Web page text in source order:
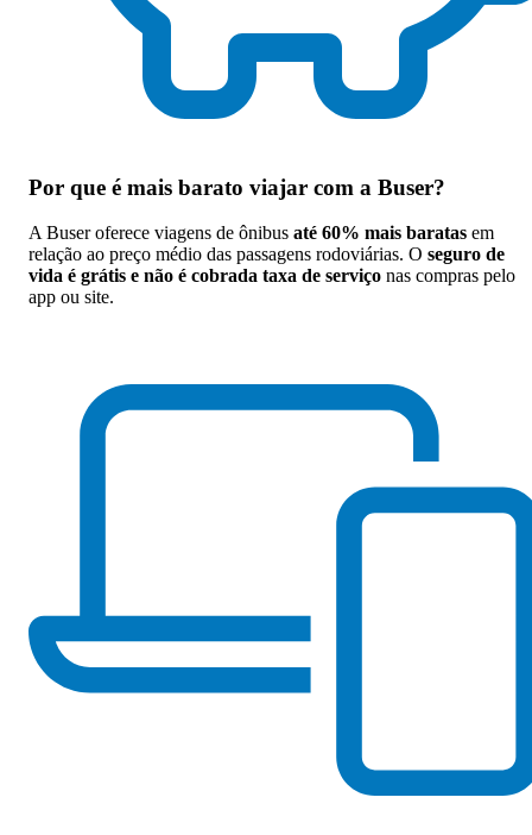
Por que é mais barato viajar com a Buser?
A Buser oferece viagens de ônibus até 60% mais baratas em
relação ao preço médio das passagens rodoviárias. O seguro de
vida é grátis e não é cobrada taxa de serviço nas compras pelo
app ou site.